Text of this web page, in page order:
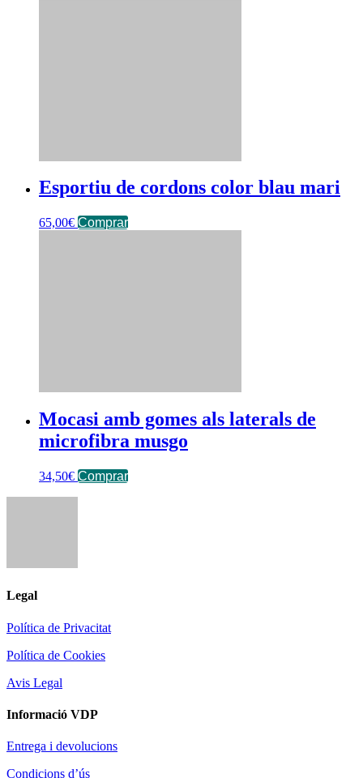
Esportiu de cordons color blau mari
65,00€ Comprar
Mocasi amb gomes als laterals de
microfibra musgo
34,50€ Comprar
Legal
Política de Privacitat
Política de Cookies
Avis Legal
Informació VDP
Entrega i devolucions
Condicions d’ús